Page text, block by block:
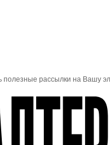
рассылки на Вашу